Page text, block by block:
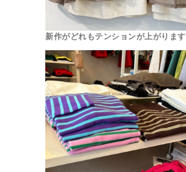
新作がどれもテンションが上がります